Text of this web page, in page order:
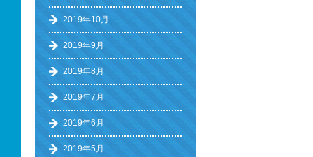
2019年10月
2019年9月
2019年8月
2019年7月
2019年6月
2019年5月